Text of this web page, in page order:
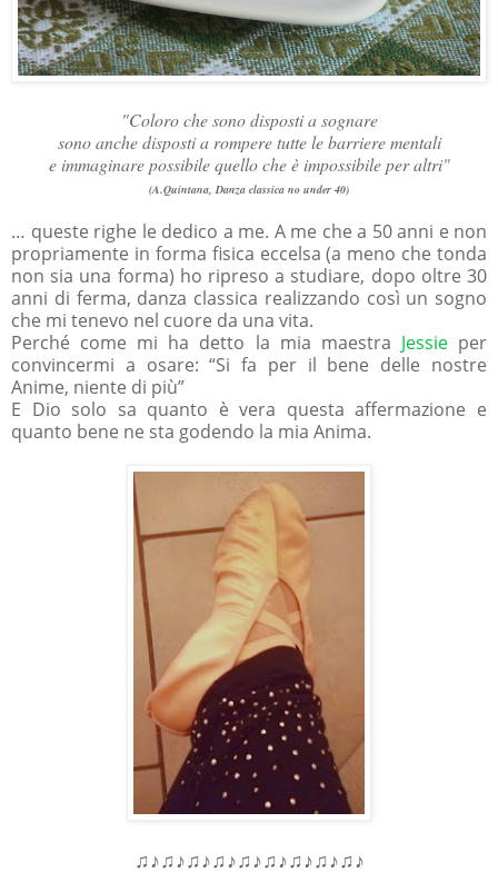
"Coloro che sono disposti a sognare
sono anche disposti a rompere tutte le barriere mentali
e immaginare possibile quello che è impossibile per altri"
(A.Quintana, Danza classica no under 40)
… queste righe le dedico a me. A me che a 50 anni e non
propriamente in forma fisica eccelsa (a meno che tonda
non sia una forma) ho ripreso a studiare, dopo oltre 30
anni di ferma, danza classica realizzando così un sogno
che mi tenevo nel cuore da una vita.
Perché come mi ha detto la mia maestra Jessieper
convincermi a osare: “Si fa per il bene delle nostre
Anime, niente di più”
E Dio solo sa quanto è vera questa affermazione e
quanto bene ne sta godendo la mia Anima.
♫♪♫♪♫♪♫♪♫♪♫♪♫♪♫♪♫♪